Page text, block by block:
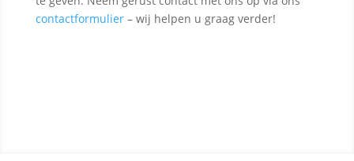
contactformulier– wij helpen u graag verder!